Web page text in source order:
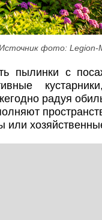
фото: Legion-
пылинки с
радуя
или